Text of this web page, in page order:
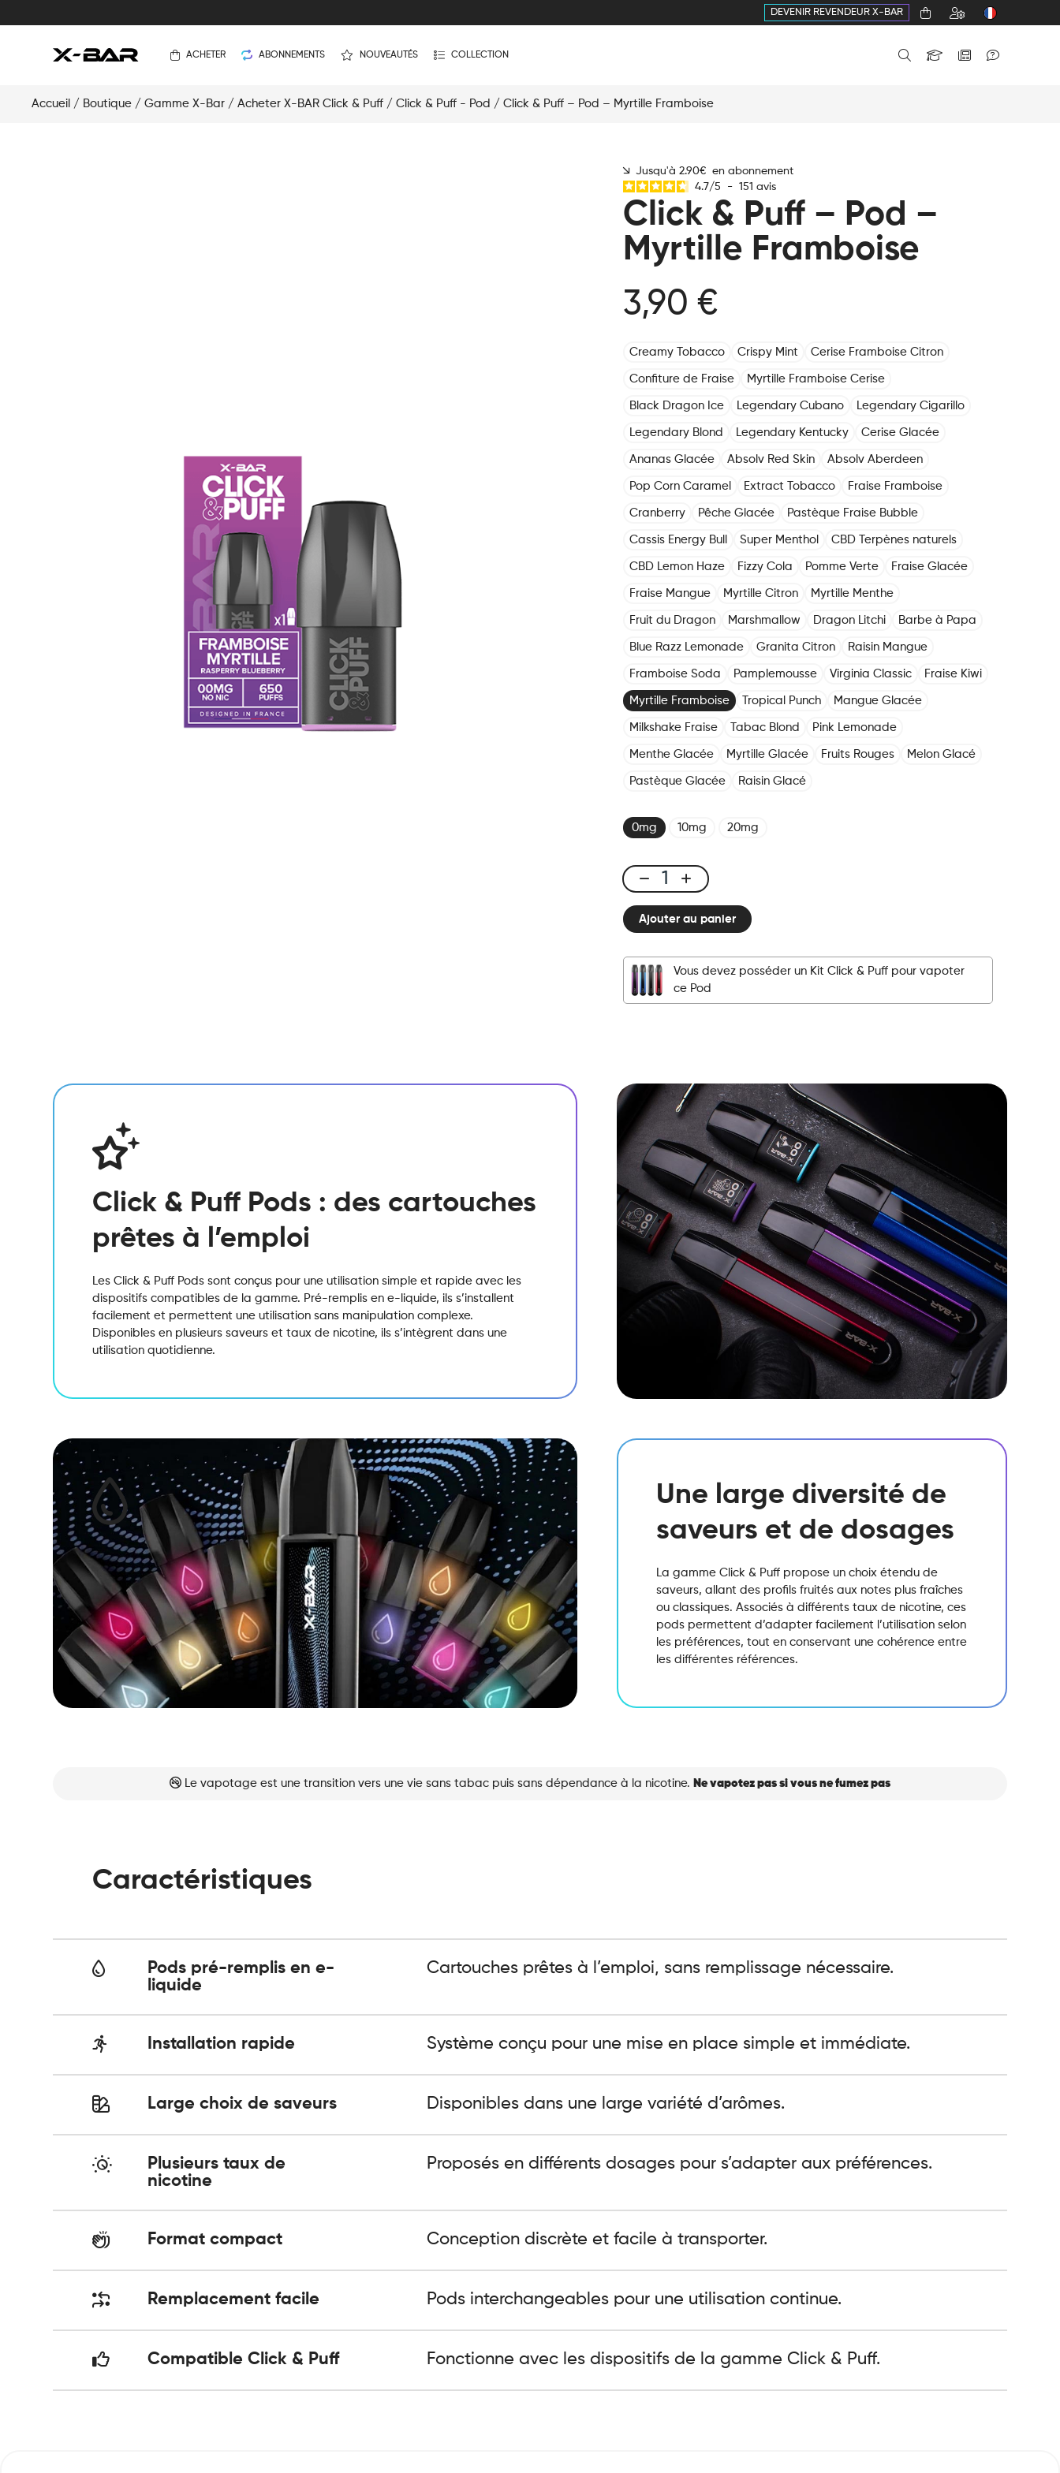
DEVENIR REVENDEUR X-BAR
ACHETER ABONNEMENTS NOUVEAUTÉS COLLECTION
Accueil / Boutique / Gamme X-Bar / Acheter X-BAR Click & Puff / Click & Puff - Pod / Click & Puff – Pod – Myrtille Framboise
Jusqu'à 2.90€ en abonnement
4.7/5 - 151 avis
Click & Puff – Pod –
Myrtille Framboise
3,90 €
Creamy Tobacco Crispy Mint Cerise Framboise Citron
Confiture de Fraise Myrtille Framboise Cerise
Black Dragon Ice Legendary Cubano Legendary Cigarillo
Legendary Blond Legendary Kentucky Cerise Glacée
Ananas Glacée Absolv Red Skin Absolv Aberdeen
Pop Corn Caramel Extract Tobacco Fraise Framboise
Cranberry Pêche Glacée Pastèque Fraise Bubble
Cassis Energy Bull Super Menthol CBD Terpènes naturels
CBD Lemon Haze Fizzy Cola Pomme Verte Fraise Glacée
Fraise Mangue Myrtille Citron Myrtille Menthe
Fruit du Dragon Marshmallow Dragon Litchi Barbe à Papa
Blue Razz Lemonade Granita Citron Raisin Mangue
Framboise Soda Pamplemousse Virginia Classic Fraise Kiwi
Myrtille Framboise Tropical Punch Mangue Glacée
Milkshake Fraise Tabac Blond Pink Lemonade
Menthe Glacée Myrtille Glacée Fruits Rouges Melon Glacé
Pastèque Glacée Raisin Glacé
0mg 10mg 20mg
Click
Puff
Pod
Myrtille
Framboise
Ajouter au panier
Vous devez posséder un Kit Click & Puff pour vapoter
ce Pod
Click & Puff Pods : des cartouches
prêtes à l’emploi
Les Click & Puff Pods sont conçus pour une utilisation simple et rapide avec les
dispositifs compatibles de la gamme. Pré-remplis en e-liquide, ils s’installent
facilement et permettent une utilisation sans manipulation complexe.
Disponibles en plusieurs saveurs et taux de nicotine, ils s’intègrent dans une
utilisation quotidienne.
Une large diversité de
saveurs et de dosages
La gamme Click & Puff propose un choix étendu de
saveurs, allant des profils fruités aux notes plus fraîches
ou classiques. Associés à différents taux de nicotine, ces
pods permettent d’adapter facilement l’utilisation selon
les préférences, tout en conservant une cohérence entre
les différentes références.
Le vapotage est une transition vers une vie sans tabac puis sans dépendance à la nicotine. Ne vapotez pas si vous ne fumez pas
Caractéristiques
Pods pré-remplis en e-
liquide
Cartouches prêtes à l’emploi, sans remplissage nécessaire.
Installation rapide Système conçu pour une mise en place simple et immédiate.
Large choix de saveurs Disponibles dans une large variété d’arômes.
Plusieurs taux de
nicotine
Proposés en différents dosages pour s’adapter aux préférences.
Format compact Conception discrète et facile à transporter.
Remplacement facile Pods interchangeables pour une utilisation continue.
Compatible Click & Puff Fonctionne avec les dispositifs de la gamme Click & Puff.